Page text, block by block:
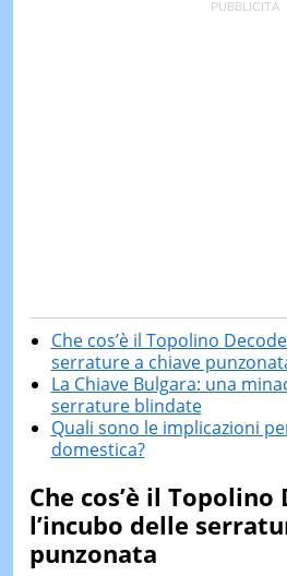
Che cos’è il Topolino
serrature a chiave
La Chiave Bulgara: una
serrature blindate
Quali sono le implicazioni
domestica?
Che cos’è il Topolino
l’incubo delle
punzonata